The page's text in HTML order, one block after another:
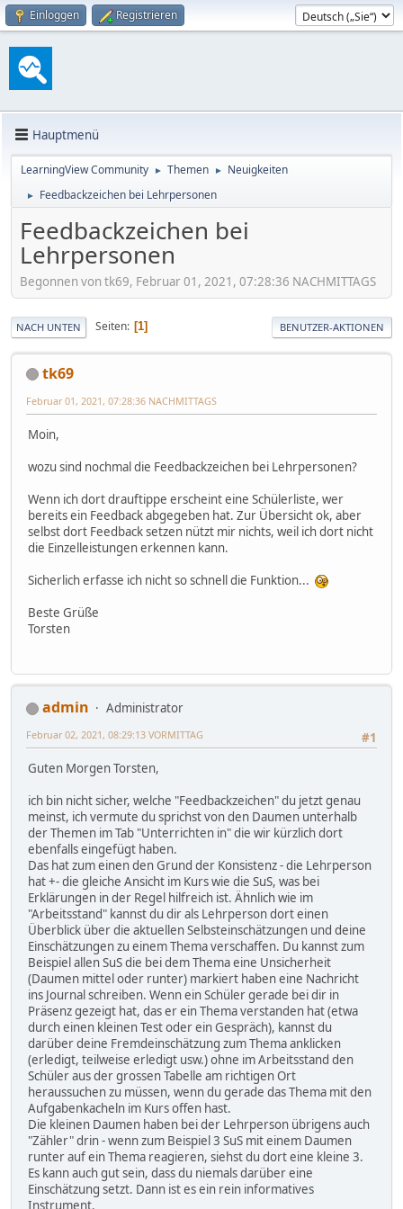
Einloggen Registrieren
Hauptmenü
LearningView Community ► Themen ► Neuigkeiten
► Feedbackzeichen bei Lehrpersonen
Feedbackzeichen bei
Lehrpersonen
Begonnen von tk69, Februar 01, 2021, 07:28:36 NACHMITTAGS
NACH UNTEN Seiten 1 BENUTZER-AKTIONEN
tk69
Februar 01, 2021, 07:28:36 NACHMITTAGS
Moin,
wozu sind nochmal die Feedbackzeichen bei Lehrpersonen?
Wenn ich dort drauftippe erscheint eine Schülerliste, wer
bereits ein Feedback abgegeben hat. Zur Übersicht ok, aber
selbst dort Feedback setzen nützt mir nichts, weil ich dort nicht
die Einzelleistungen erkennen kann.
Sicherlich erfasse ich nicht so schnell die Funktion...
Beste Grüße
Torsten
admin
Administrator
#1
Februar 02, 2021, 08:29:13 VORMITTAG
Guten Morgen Torsten,
ich bin nicht sicher, welche "Feedbackzeichen" du jetzt genau
meinst, ich vermute du sprichst von den Daumen unterhalb
der Themen im Tab "Unterrichten in" die wir kürzlich dort
ebenfalls eingefügt haben.
Das hat zum einen den Grund der Konsistenz - die Lehrperson
hat +- die gleiche Ansicht im Kurs wie die SuS, was bei
Erklärungen in der Regel hilfreich ist. Ähnlich wie im
"Arbeitsstand" kannst du dir als Lehrperson dort einen
Überblick über die aktuellen Selbsteinschätzungen und deine
Einschätzungen zu einem Thema verschaffen. Du kannst zum
Beispiel allen SuS die bei dem Thema eine Unsicherheit
(Daumen mittel oder runter) markiert haben eine Nachricht
ins Journal schreiben. Wenn ein Schüler gerade bei dir in
Präsenz gezeigt hat, das er ein Thema verstanden hat (etwa
durch einen kleinen Test oder ein Gespräch), kannst du
darüber deine Fremdeinschätzung zum Thema anklicken
(erledigt, teilweise erledigt usw.) ohne im Arbeitsstand den
Schüler aus der grossen Tabelle am richtigen Ort
heraussuchen zu müssen, wenn du gerade das Thema mit den
Aufgabenkacheln im Kurs offen hast.
Die kleinen Daumen haben bei der Lehrperson übrigens auch
"Zähler" drin - wenn zum Beispiel 3 SuS mit einem Daumen
runter auf ein Thema reagieren, siehst du dort eine kleine 3.
Es kann auch gut sein, dass du niemals darüber eine
Einschätzung setzt. Dann ist es ein rein informatives